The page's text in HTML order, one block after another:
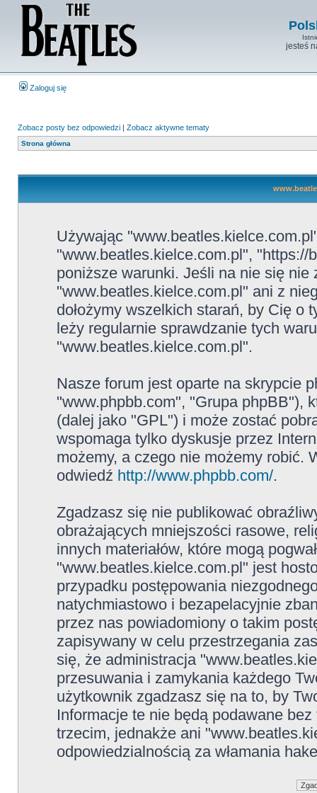
jesteś
Zaloguj się
Zobacz posty bez odpowiedzi | Zobacz aktywne tematy
Strona główna
Używając
"www.beatles.kielce.com.pl",
poniższe warunki. Jeśli na nie się
"www.beatles.kielce.com.pl" ani z
dołożymy wszelkich starań, by Cię o
leży regularnie sprawdzanie tych
"www.beatles.kielce.com.pl".
Nasze forum jest oparte na skrypcie
"www.phpbb.com", "Grupa phpBB"),
(dalej jako "GPL") i może zostać
wspomaga tylko dyskusje przez
możemy, a czego nie możemy robić.
odwiedź http://www.phpbb.com/.
Zgadzasz się nie publikować
obrażających mniejszości rasowe,
innych materiałów, które mogą
"www.beatles.kielce.com.pl" jest
przypadku postępowania
natychmiastowo i bezapelacyjnie
przez nas powiadomiony o takim
zapisywany w celu przestrzegania
się, że administracja
przesuwania i zamykania każdego
użytkownik zgadzasz się na to, by
Informacje te nie będą podawane
trzecim, jednakże ani
odpowiedzialnością za włamania